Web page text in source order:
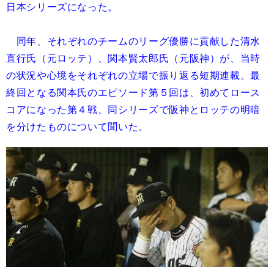
日本シリーズになった。
同年、それぞれのチームのリーグ優勝に貢献した清水
直行氏（元ロッテ）、関本賢太郎氏（元阪神）が、当時
の状況や心境をそれぞれの立場で振り返る短期連載。最
終回となる関本氏のエピソード第５回は、初めてロース
コアになった第４戦、同シリーズで阪神とロッテの明暗
を分けたものについて聞いた。